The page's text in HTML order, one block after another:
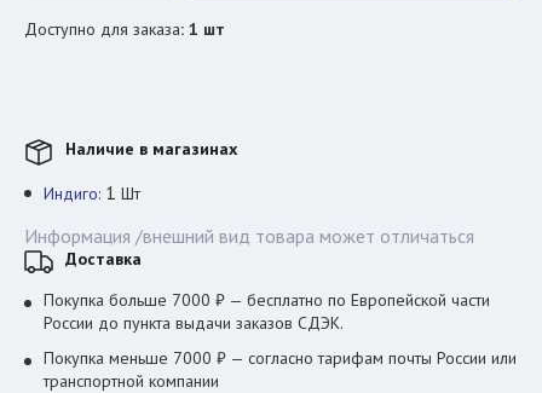
Доступно для заказа: 1 шт
Наличие в магазинах
Индиго: 1 Шт
Информация /внешний вид товара может отличаться
Доставка
Покупка больше 7000 ₽ — бесплатно по Европейской части
России до пункта выдачи заказов СДЭК.
Покупка меньше 7000 ₽ — согласно тарифам почты России или
транспортной компании